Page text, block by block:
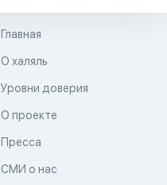
Главная
О халяль
Уровни доверия
О проекте
Пресса
СМИ о нас